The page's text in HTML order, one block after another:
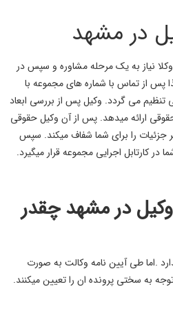
در مشهد
نیاز به یک مرحله مشاوره و سپس در
پس از تماس با شماره های مجموعه با
می گردد. وکیل پس از بررسی ابعاد
ارائه میدهد. پس از آن وکیل حقوقی
جزئیات را برای شما شفاف میکند. سپس
کارتابل اجرایی مجموعه قرار میگیرد.
وکیل در مشهد چقدر
.اما طی آیین نامه وکالت به صورت
به سختی پرونده ان را تعیین میکنند.